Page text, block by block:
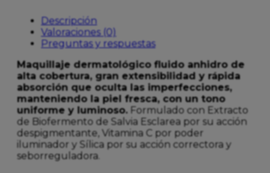
Descripción
Valoraciones (0)
Preguntas y respuestas
Maquillaje dermatológico fluido anhidro de
alta cobertura, gran extensibilidad y rápida
absorción que oculta las imperfecciones,
manteniendo la piel fresca, con un tono
uniforme y luminoso. Formulado con Extracto
de Biofermento de Salvia Esclarea por su acción
despigmentante, Vitamina C por poder
iluminador y Sílica por su acción correctora y
seborreguladora.